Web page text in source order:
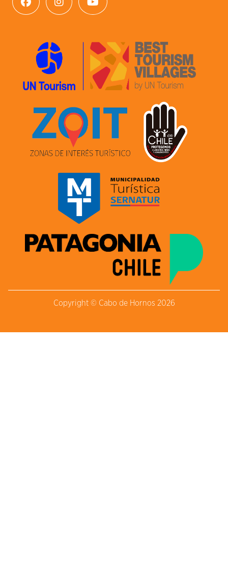
Copyright © Cabo de Hornos 2026